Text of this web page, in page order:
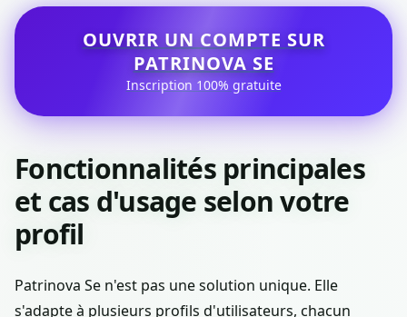
OUVRIR UN COMPTE SUR
PATRINOVA SE
Inscription 100% gratuite
Fonctionnalités principales
et cas d'usage selon votre
profil
Patrinova Se n'est pas une solution unique. Elle
s'adapte à plusieurs profils d'utilisateurs, chacun